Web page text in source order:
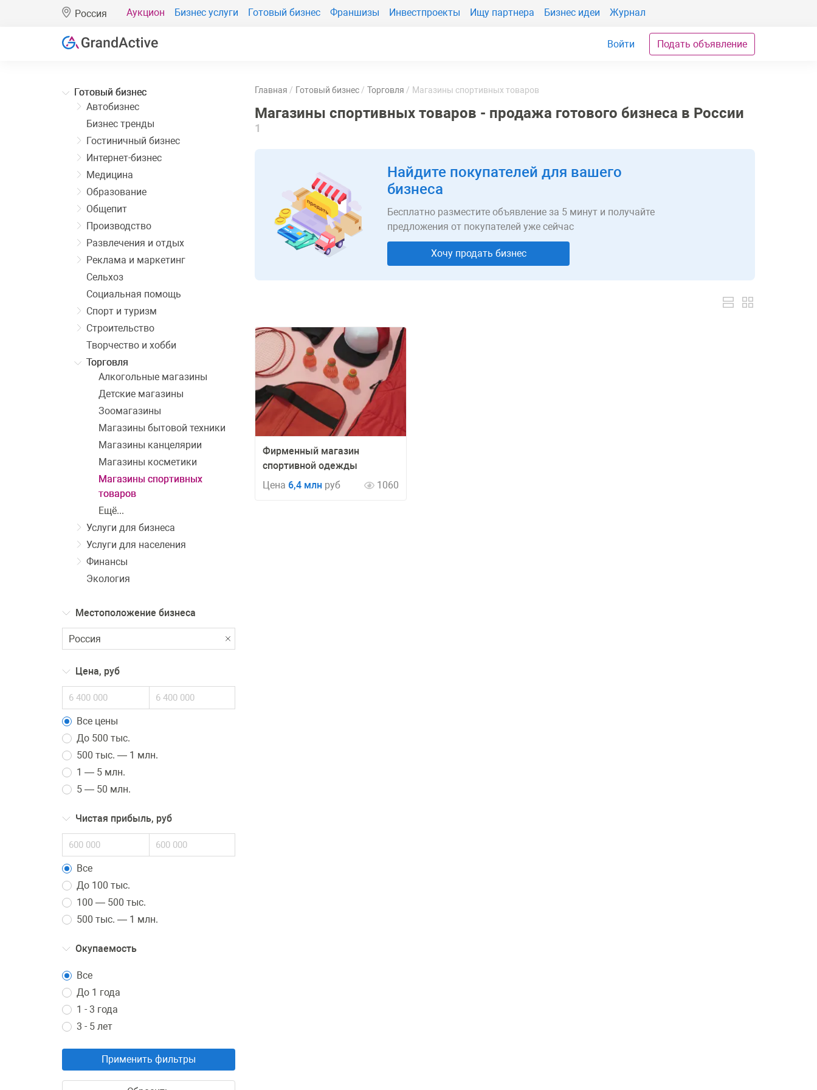
Россия Аукцион Бизнес услуги Готовый бизнес Франшизы Инвестпроекты Ищу партнера Бизнес идеи Журнал
Войти Подать объявление
Готовый бизнес
Автобизнес
Бизнес тренды
Гостиничный бизнес
Интернет-бизнес
Медицина
Образование
Общепит
Производство
Развлечения и отдых
Реклама и маркетинг
Сельхоз
Социальная помощь
Спорт и туризм
Строительство
Творчество и хобби
Торговля
Алкогольные магазины
Детские магазины
Зоомагазины
Магазины бытовой техники
Магазины канцелярии
Магазины косметики
Магазины спортивных
товаров
Ещё...
Услуги для бизнеса
Услуги для населения
Финансы
Экология
Местоположение бизнеса
Цена, руб
Все цены
До 500 тыс.
500 тыс. — 1 млн.
1 — 5 млн.
5 — 50 млн.
Чистая прибыль, руб
Все
До 100 тыс.
100 — 500 тыс.
500 тыс. — 1 млн.
Окупаемость
Все
До 1 года
1 - 3 года
3 - 5 лет
Применить фильтры
Главная Готовый бизнес Торговля Магазины спортивных товаров
Магазины спортивных товаров - продажа готового бизнеса в России
1
Найдите покупателей для вашего
бизнеса
Бесплатно разместите объявление за 5 минут и получайте
предложения от покупателей уже сейчас
Хочу продать бизнес
Фирменный магазин
спортивной одежды
Цена 6,4 млн руб 1060